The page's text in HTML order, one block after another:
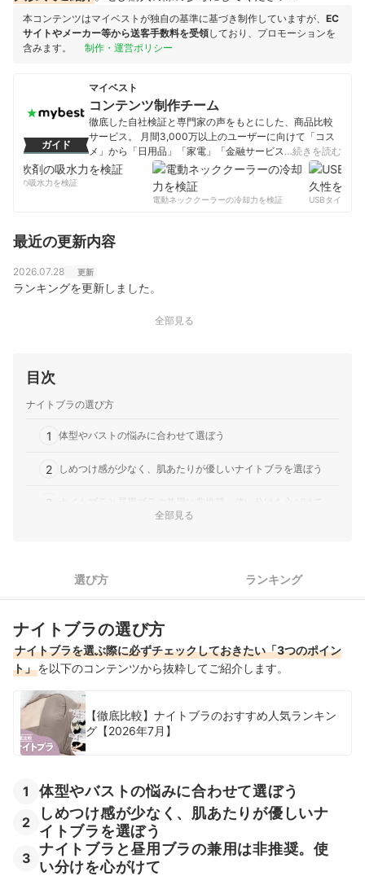
本コンテンツはマイベストが独自の基準に基づき制作していますが、 EC
サイトやメーカー等から送客手数料を受領しており、プロモーションを
含みます。
制作・運営ポリシー
ガイド
マイベスト
コンテンツ制作チーム
徹底した自社検証と専門家の声をもとにした、商品比較
サービス。 月間3,000万以上のユーザーに向けて「コス
メ」から「日用品」「家電」「金融サービス」まで、ベ
ストな商品を選んでもらうために、毎日コンテンツを制
コンテンツ制作チームのプロフィール
…続きを読む
剤の吸水力を検証
電動ネッククーラーの冷却力を検証
USBタイプC
最近の更新内容
2026.07.28 更新
ランキングを更新しました。
全部見る
目次
ナイトブラの選び方
1 体型やバストの悩みに合わせて選ぼう
2 しめつけ感が少なく、肌あたりが優しいナイトブラを選ぼう
3 ナイトブラと昼用ブラの兼用は非推奨。使い分けを心がけて
全部見る
選び方 ランキング
ナイトブラの選び方
ナイトブラを選ぶ際に必ずチェックしておきたい「3つのポイン
ト」を以下のコンテンツから抜粋してご紹介します。
【徹底比較】ナイトブラのおすすめ人気ランキン
グ【2026年7月】
1 体型やバストの悩みに合わせて選ぼう
2
しめつけ感が少なく、肌あたりが優しいナ
イトブラを選ぼう
3
ナイトブラと昼用ブラの兼用は非推奨。使
い分けを心がけて